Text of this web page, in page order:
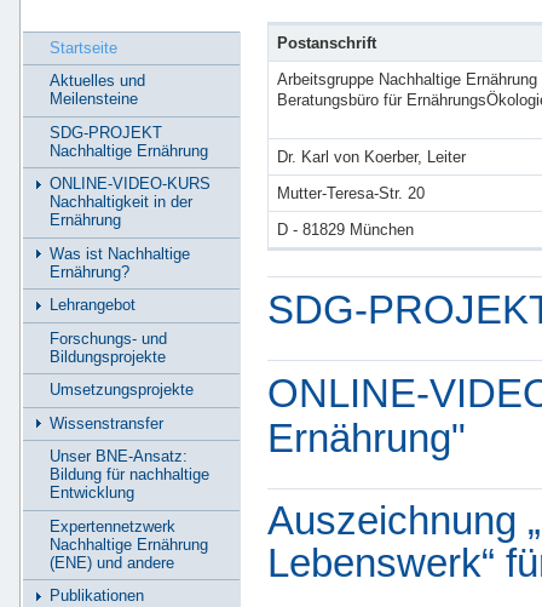
Postanschrift
Arbeitsgruppe Nachhaltige Ernährung
Beratungsbüro für
Dr. Karl von Koerber, Leiter
Mutter-Teresa-Str. 20
D - 81829 München
SDG-
ONLINE-
Ernährung"
Auszeichnung
Lebenswerk“
Startseite
Aktuelles und
Meilensteine
SDG-PROJEKT
Nachhaltige Ernährung
ONLINE-VIDEO-KURS
Nachhaltigkeit in der
Ernährung
Was ist Nachhaltige
Ernährung?
Lehrangebot
Forschungs- und
Bildungsprojekte
Umsetzungsprojekte
Wissenstransfer
Unser BNE-Ansatz:
Bildung für nachhaltige
Entwicklung
Expertennetzwerk
Nachhaltige Ernährung
(ENE) und andere
Publikationen